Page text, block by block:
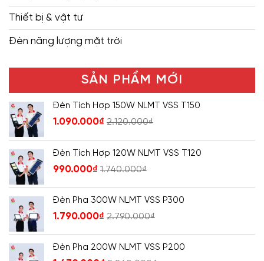
Thiết bị & vật tư
Đèn năng lượng mặt trời
SẢN PHẨM MỚI
Đèn Tích Hợp 150W NLMT VSS T150
1.090.000₫ 2.120.000₫
Đèn Tích Hợp 120W NLMT VSS T120
990.000₫ 1.740.000₫
Đèn Pha 300W NLMT VSS P300
1.790.000₫ 2.790.000₫
Đèn Pha 200W NLMT VSS P200